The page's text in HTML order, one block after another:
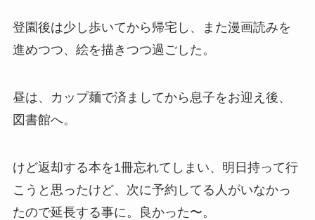
登園後は少し歩いてから帰宅し、また漫画読みを
進めつつ、絵を描きつつ過ごした。
昼は、カップ麺で済ましてから息子をお迎え後、
図書館へ。
けど返却する本を1冊忘れてしまい、明日持って行
こうと思ったけど、次に予約してる人がいなかっ
たので延長する事に。良かった〜。